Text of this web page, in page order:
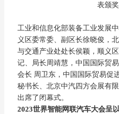
表颁奖
工业和信息化部装备工业发展
义区委常委、副区长徐晓俊，
与交通产业处处长侯颖，顺义
记、局长周靖慧，中国国际贸
会长 周卫东，中国国际贸易促
秘书长、北京中汽四方会展有
出席了闭幕式。
2023世界智能网联汽车大会呈